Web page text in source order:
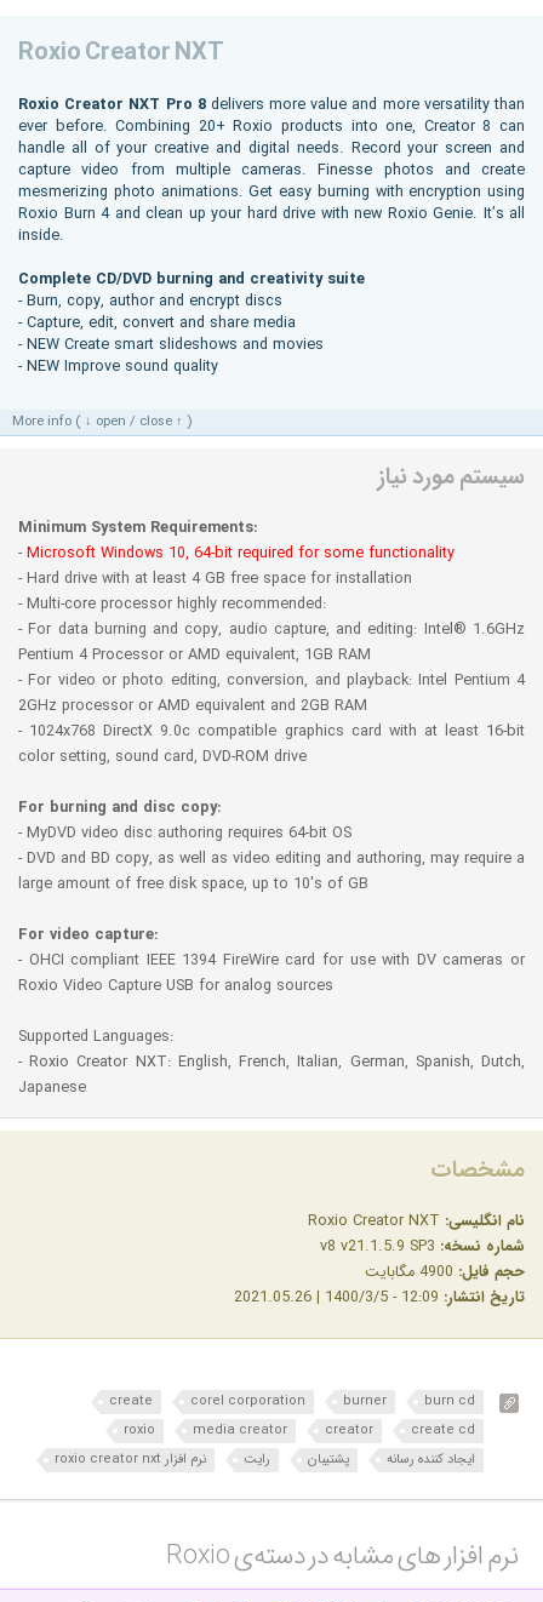
Roxio Creator NXT
Roxio Creator NXT Pro 8delivers more value and more versatility than
ever before. Combining 20+ Roxio products into one, Creator 8 can
handle all of your creative and digital needs. Record your screen and
capture video from multiple cameras. Finesse photos and create
mesmerizing photo animations. Get easy burning with encryption using
Roxio Burn 4 and clean up your hard drive with new Roxio Genie. It’s all
inside.
Complete CD/DVD burning and creativity suite
- Burn, copy, author and encrypt discs
- Capture, edit, convert and share media
- NEW Create smart slideshows and movies
- NEW Improve sound quality
More info ( ↓ open / close ↑ )
سیستم مورد نیاز
Minimum System Requirements:
-Microsoft Windows 10, 64-bit required for some functionality
- Hard drive with at least 4 GB free space for installation
- Multi-core processor highly recommended:
- For data burning and copy, audio capture, and editing: Intel® 1.6GHz
Pentium 4 Processor or AMD equivalent, 1GB RAM
- For video or photo editing, conversion, and playback: Intel Pentium 4
2GHz processor or AMD equivalent and 2GB RAM
- 1024x768 DirectX 9.0c compatible graphics card with at least 16-bit
color setting, sound card, DVD-ROM drive
For burning and disc copy:
- MyDVD video disc authoring requires 64-bit OS
- DVD and BD copy, as well as video editing and authoring, may require a
large amount of free disk space, up to 10's of GB
For video capture:
- OHCI compliant IEEE 1394 FireWire card for use with DV cameras or
Roxio Video Capture USB for analog sources
Supported Languages:
- Roxio Creator NXT: English, French, Italian, German, Spanish, Dutch,
Japanese
مشخصات
نام انگلیسی:
شماره نسخه:
حجم فایل:
تاریخ انتشار:
burn cd
burner
corel corporation
create
create cd
creator
media creator
roxio
ایجاد کننده رسانه
پشتیبان رایت نرم افزار roxio creator nxt
نرم افزار های مشابه در دسته‌ی‌ Roxio‎